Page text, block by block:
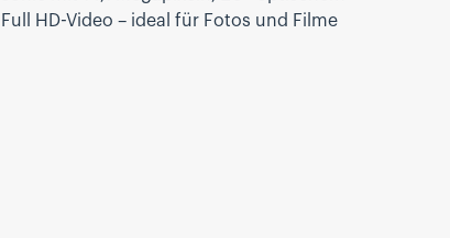
HD-Video – ideal für Fotos und Filme